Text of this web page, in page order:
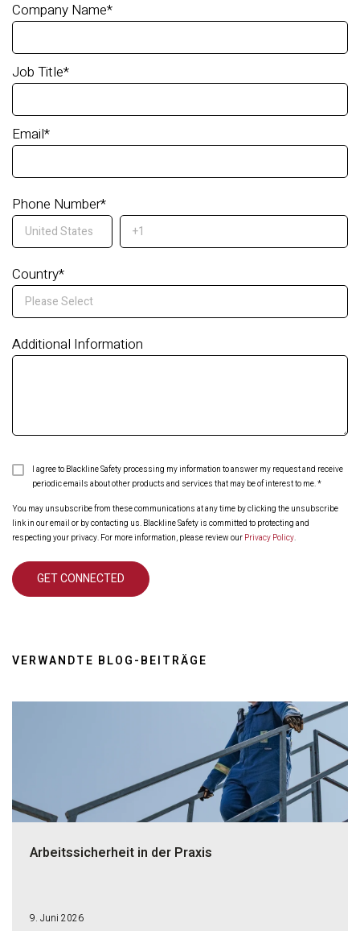
Company Name*
Job Title*
Email*
Phone Number*
Country*
Additional Information
I agree to Blackline Safety processing my information to answer my request and receive
periodic emails about other products and services that may be of interest to me.*
You may unsubscribe from these communications at any time by clicking the unsubscribe
link in our email or by contacting us. Blackline Safety is committed to protecting and
respecting your privacy. For more information, please review our Privacy Policy.
VERWANDTE BLOG-BEITRÄGE
Arbeitssicherheit in der Praxis
9. Juni 2026